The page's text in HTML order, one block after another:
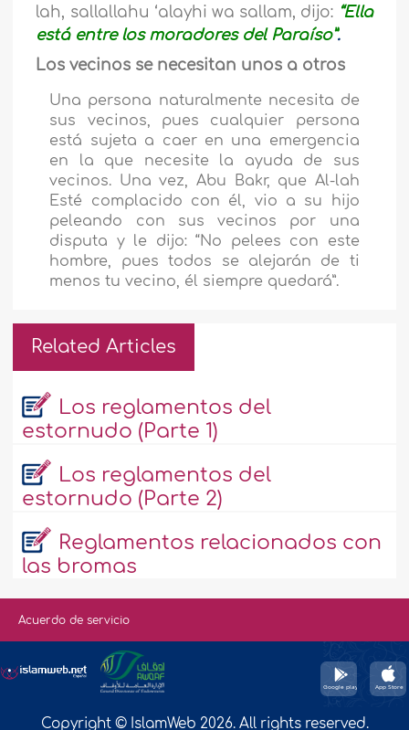
lah, sallallahu ‘alayhi wa sallam, dijo: “Ella
está entre los moradores del Paraíso”.
Los vecinos se necesitan unos a otros
Una persona naturalmente necesita de
sus vecinos, pues cualquier persona
está sujeta a caer en una emergencia
en la que necesite la ayuda de sus
vecinos. Una vez, Abu Bakr, que Al-lah
Esté complacido con él, vio a su hijo
peleando con sus vecinos por una
disputa y le dijo: “No pelees con este
hombre, pues todos se alejarán de ti
menos tu vecino, él siempre quedará”.
Related Articles
Los reglamentos del
estornudo (Parte 1)
Los reglamentos del
estornudo (Parte 2)
Reglamentos relacionados con
las bromas
Acuerdo de servicio
Copyright © IslamWeb 2026. All rights reserved.